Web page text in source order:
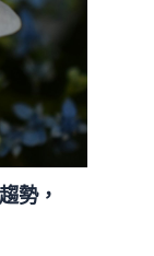
勢，